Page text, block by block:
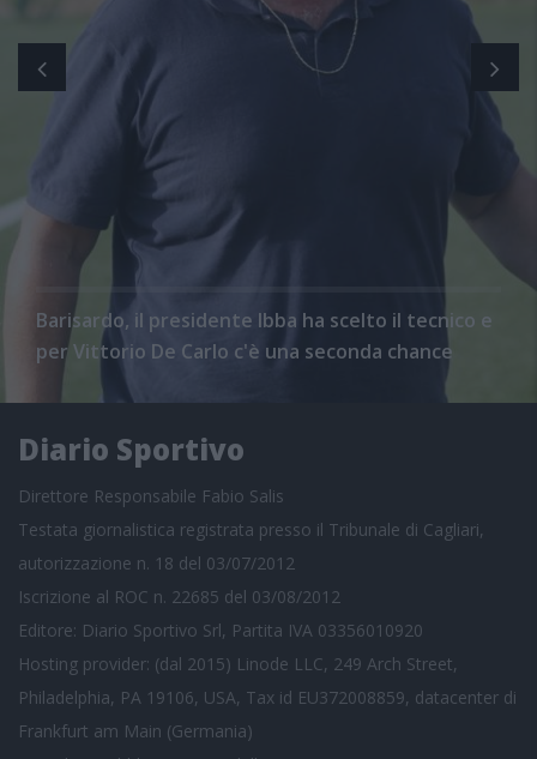
Barisardo, il presidente Ibba ha scelto il tecnico e
per Vittorio De Carlo c'è una seconda chance
Diario Sportivo
Direttore Responsabile Fabio Salis
Testata giornalistica registrata presso il Tribunale di Cagliari,
autorizzazione n. 18 del 03/07/2012
Iscrizione al ROC n. 22685 del 03/08/2012
Editore: Diario Sportivo Srl, Partita IVA 03356010920
Hosting provider: (dal 2015) Linode LLC, 249 Arch Street,
Philadelphia, PA 19106, USA, Tax id EU372008859, datacenter di
Frankfurt am Main (Germania)